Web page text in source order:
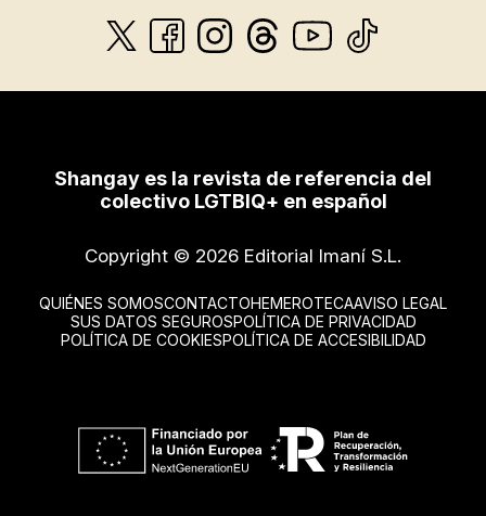
Shangay es la revista de referencia del
colectivo LGTBIQ+ en español
Copyright © 2026 Editorial Imaní S.L.
QUIÉNES SOMOSCONTACTOHEMEROTECAAVISO LEGAL
SUS DATOS SEGUROSPOLÍTICA DE PRIVACIDAD
POLÍTICA DE COOKIESPOLÍTICA DE ACCESIBILIDAD